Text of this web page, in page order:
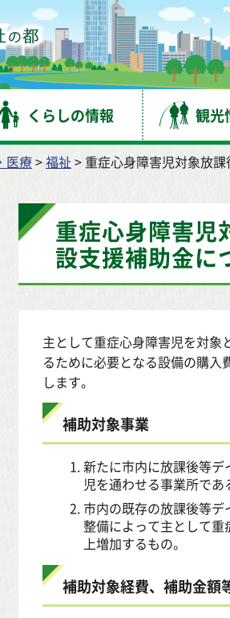
仙台市
くらしの情報 観光
医療>福祉 > 重症心身障害児対象放
重症心身障害児
設支援補助金に
主として重症心身障害児を対
るために必要となる設備の購
します。
補助対象事業
新たに市内に放課後等
児を通わせる事業所であ
市内の既存の放課後等
整備によって主として
上増加するもの。
補助対象経費、補助金額